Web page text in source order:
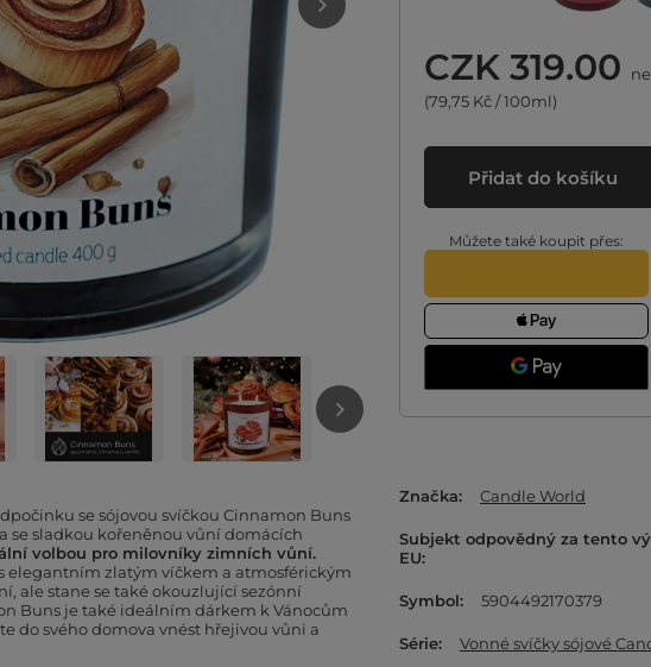
CZK 319.00
(79,75 Kč / 100ml)
Přidat do košíku
Můžete také koupit přes:
se sójovou svíčkou Cinnamon Buns
se sladkou kořeněnou vůní domácích
volbou pro milovníky zimních vůní.
elegantním zlatým víčkem a atmosférickým
ale stane se také okouzlující sezónní
Buns je také ideálním dárkem k Vánocům
do svého domova vnést hřejivou vůni a
Značka Candle World
Subjekt odpovědný za tento
EU
Symbol 5904492170379
Série Vonné svíčky sójové